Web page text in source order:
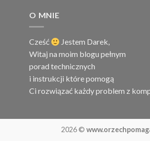
O MNIE
Cześć Jestem Darek,
Witaj na moim blogu pełnym
porad technicznych
i instrukcji które pomogą
Ci rozwiązać każdy problem z
2026 ©